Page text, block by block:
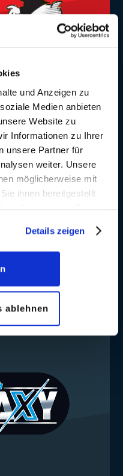
und Anzeigen zu
Medien anbieten
Website zu
Informationen zu Ihrer
unsere Partner für
weiter. Unsere
möglicherweise mit
ihnen bereitgestellt
in der
Details zeigen
ablehnen